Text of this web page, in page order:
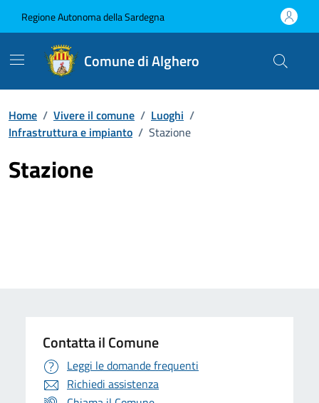
Regione Autonoma della Sardegna
Comune di Alghero
Home / Vivere il comune / Luoghi /
Infrastruttura e impianto / Stazione
Stazione
Contatta il Comune
Leggi le domande frequenti
Richiedi assistenza